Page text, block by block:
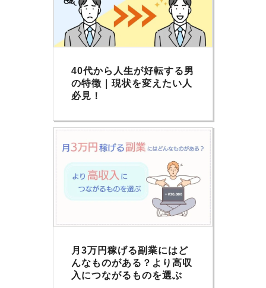
40代から人生が好転する男
の特徴｜現状を変えたい人
必見！
月3万円稼げる副業にはど
んなものがある？より高収
入につながるものを選ぶ